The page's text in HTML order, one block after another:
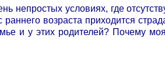
непростых условиях, где
возраста приходится
и у этих родителей? Почему